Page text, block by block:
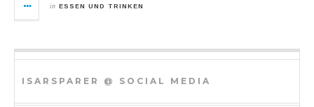
in ESSEN UND TRINKEN
ISARSPARER @ SOCIAL MEDIA